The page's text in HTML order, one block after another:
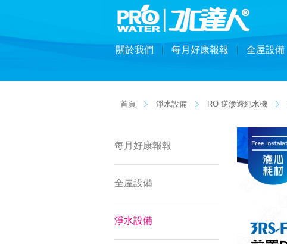
關於我們 每月好康報報 全屋設備
首頁 淨水設備 RO 逆滲透純水機
每月好康報報
全屋設備
淨水設備